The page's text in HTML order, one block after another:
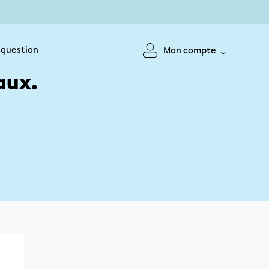
Mon compte